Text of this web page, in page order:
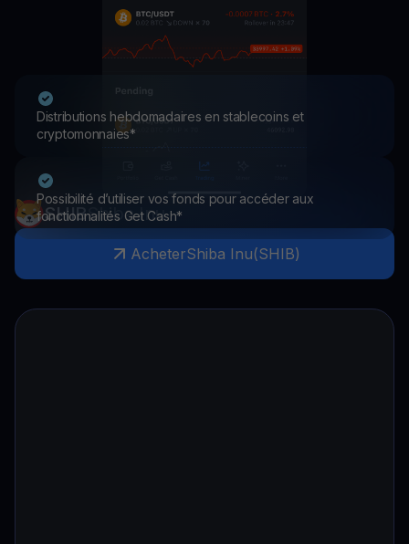
Distributions hebdomadaires en stablecoins et
cryptomonnaies*
Possibilité d’utiliser vos fonds pour accéder aux
fonctionnalités Get Cash*
SHIBShiba Inu
AcheterShiba Inu(SHIB)